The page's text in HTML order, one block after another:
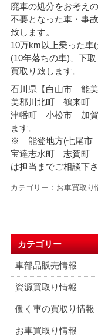
廃車の処分をお考え
不要となった車・事
致します。
10万km以上乗った車
(10年落ちの車)、下
買取り致します。
石川県【白山市 能
美郡川北町 鶴来
津幡町 小松市 加賀
ます。
※ 能登地方(七尾
宝達志水町 志賀町
は担当までご相談下さ
カテゴリー： お車買取り
カテゴリー
車部品販売情報
資源買取り情報
働く車の買取り情報
お車買取り情報